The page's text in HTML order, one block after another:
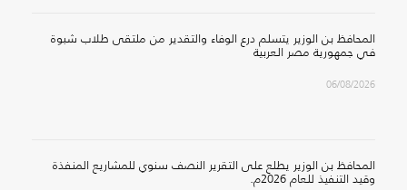
المحافظ بن الوزير يتسلم درع الوفاء والتقدير من ملتقى طلاب شبوة
في جمهورية مصر العربية
06/08/2026
المحافظ بن الوزير يطلع على التقرير النصف سنوي للمشاريع المنفذة
وقيد التنفيذ للعام 2026م.